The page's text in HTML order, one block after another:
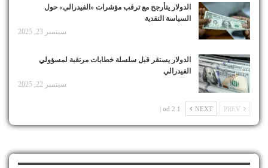
الدولار يتأرجح مع ترقب مؤشرات «الفيدرالي» حول
السياسة النقدية
سبتمبر 23, 2025
الدولار يستقر قبل سلسلة خطابات مرتقبة لمسؤولي
الفيدرالي
سبتمبر 22, 2025
NEXT
1 od 2 |